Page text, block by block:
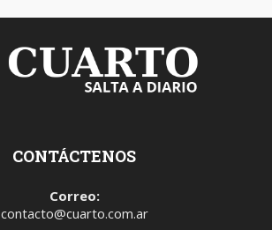
CONTÁCTENOS
Correo:
contacto@cuarto.com.ar